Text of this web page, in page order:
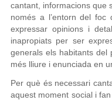
cantant, informacions que
només a l’entorn del foc
expressar opinions i
inapropiats per ser
generals els habitants del
més lliure i enunciada en
Per què és necessari
aquest moment social i